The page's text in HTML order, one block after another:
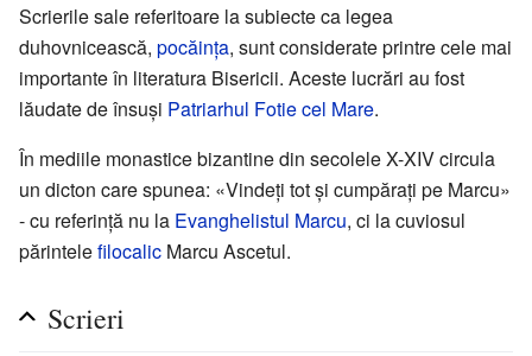
Scrierile sale referitoare la subiecte ca legea
duhovnicească, pocăința, sunt considerate printre cele mai
importante în literatura Bisericii. Aceste lucrări au fost
lăudate de însuși Patriarhul Fotie cel Mare.
În mediile monastice bizantine din secolele X-XIV circula
un dicton care spunea: «Vindeți tot și cumpărați pe Marcu»
- cu referință nu la Evanghelistul Marcu, ci la cuviosul
părintelefilocalic Marcu Ascetul.
Scrieri